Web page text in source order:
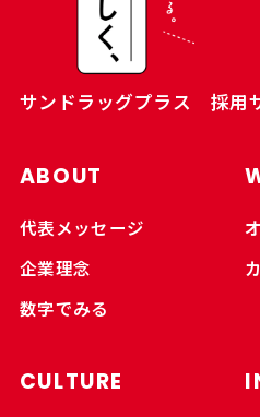
サンドラッグプラス 採用
ABOUT
代表メッセージ
企業理念
数字でみる
CULTURE